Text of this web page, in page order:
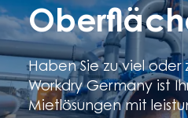
Haben Sie zu viel oder
Workdry Germany ist
Mietlösungen mit